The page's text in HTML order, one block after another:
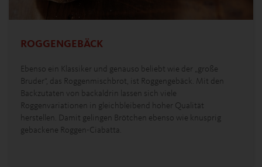
ROGGENGEBÄCK
Ebenso ein Klassiker und genauso beliebt wie der „große
Bruder“, das Roggenmischbrot, ist Roggengebäck. Mit den
Backzutaten von backaldrin lassen sich viele
Roggenvariationen in gleichbleibend hoher Qualität
herstellen. Damit gelingen Brötchen ebenso wie knusprig
gebackene Roggen-Ciabatta.